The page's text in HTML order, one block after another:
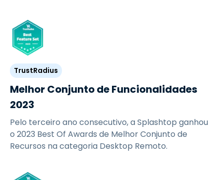
TrustRadius
Melhor Conjunto de Funcionalidades
2023
Pelo terceiro ano consecutivo, a Splashtop ganhou
o 2023 Best Of Awards de Melhor Conjunto de
Recursos na categoria Desktop Remoto.